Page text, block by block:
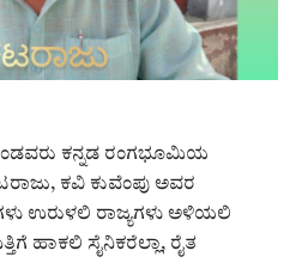
ಕನ್ನಡ ರಂಗಭೂಮಿಯ
ಕವಿ ಕುವೆಂಪು ಅವರ
ಉರುಳಲಿ ರಾಜ್ಯಗಳು ಅಳಿಯಲಿ
ಹಾಕಲಿ ಸೈನಿಕರೆಲ್ಲಾ, ರೈತ